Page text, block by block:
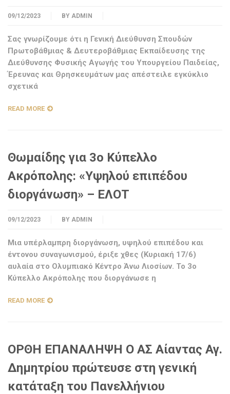
09/12/2023 BY ADMIN
Σας γνωρίζουμε ότι η Γενική Διεύθυνση Σπουδών
Πρωτοβάθμιας & Δευτεροβάθμιας Εκπαίδευσης της
Διεύθυνσης Φυσικής Αγωγής του Υπουργείου Παιδείας,
Έρευνας και Θρησκευμάτων μας απέστειλε εγκύκλιο
σχετικά
READ MORE
Θωμαίδης για 3ο Κύπελλο
Ακρόπολης: «Υψηλού επιπέδου
διοργάνωση» – ΕΛΟΤ
09/12/2023 BY ADMIN
Μια υπέρλαμπρη διοργάνωση, υψηλού επιπέδου και
έντονου συναγωνισμού, έριξε χθες (Κυριακή 17/6)
αυλαία στο Ολυμπιακό Κέντρο Άνω Λιοσίων. Το 3ο
Κύπελλο Ακρόπολης που διοργάνωσε η
READ MORE
ΟΡΘΗ ΕΠΑΝΑΛΗΨΗ O ΑΣ Αίαντας Αγ.
Δημητρίου πρώτευσε στη γενική
κατάταξη του Πανελλήνιου